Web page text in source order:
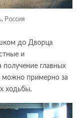
Россия
до Дворца
и
главных
можно примерно за
ходьбы.